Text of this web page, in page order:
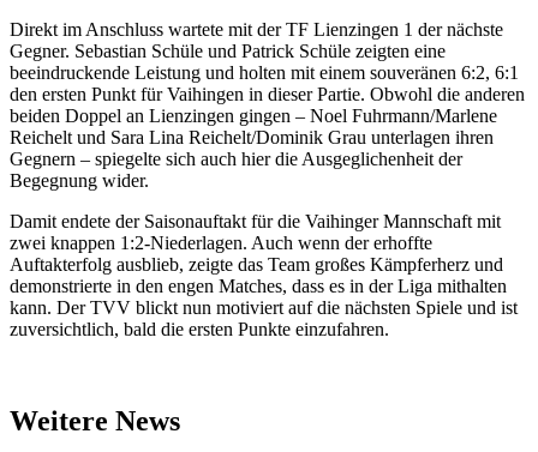
Direkt im Anschluss wartete mit der TF Lienzingen 1 der nächste
Gegner. Sebastian Schüle und Patrick Schüle zeigten eine
beeindruckende Leistung und holten mit einem souveränen 6:2, 6:1
den ersten Punkt für Vaihingen in dieser Partie. Obwohl die anderen
beiden Doppel an Lienzingen gingen – Noel Fuhrmann/Marlene
Reichelt und Sara Lina Reichelt/Dominik Grau unterlagen ihren
Gegnern – spiegelte sich auch hier die Ausgeglichenheit der
Begegnung wider.
Damit endete der Saisonauftakt für die Vaihinger Mannschaft mit
zwei knappen 1:2-Niederlagen. Auch wenn der erhoffte
Auftakterfolg ausblieb, zeigte das Team großes Kämpferherz und
demonstrierte in den engen Matches, dass es in der Liga mithalten
kann. Der TVV blickt nun motiviert auf die nächsten Spiele und ist
zuversichtlich, bald die ersten Punkte einzufahren.
Weitere News